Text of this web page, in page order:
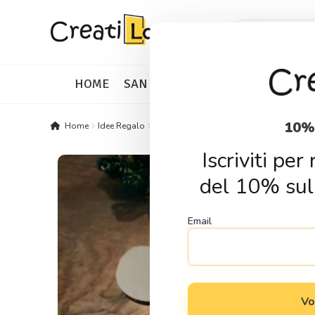
Skip
to
Skip
to
Products
HOME SAN VALENTINO IDEE REGALO
Home Idee Regalo Regali di Natale
Iscriviti per
del 10%
Email